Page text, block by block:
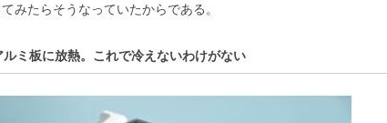
みたらそうなっていたからである。
ミ板に放熱。これで冷えないわけがない